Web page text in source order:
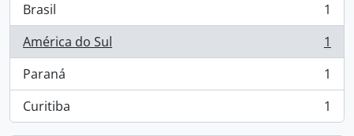
Brasil
, 1 resultados
1
América do Sul
, 1 resultados
1
Paraná
, 1 resultados
1
Curitiba
, 1 resultados 1